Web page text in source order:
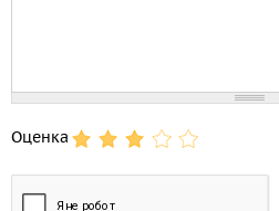
Оценка